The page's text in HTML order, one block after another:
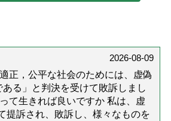
2026-08-09
正，公平な社会のためには、虚偽
る」と判決を受けて敗訴しまし
きれば良いですか 私は、虚
提訴され、敗訴し、様々なものを